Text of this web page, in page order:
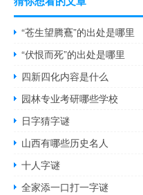
“苍生望腾鶱”的出处是哪里
“伏恨而死”的出处是哪里
四新四化内容是什么
园林专业考研哪些学校
日字猜字谜
山西有哪些历史名人
十人字谜
全家添一口打一字谜